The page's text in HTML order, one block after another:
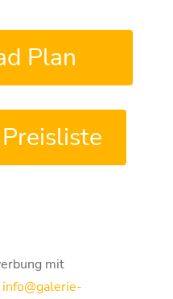
Plan
mit
info@galerie-